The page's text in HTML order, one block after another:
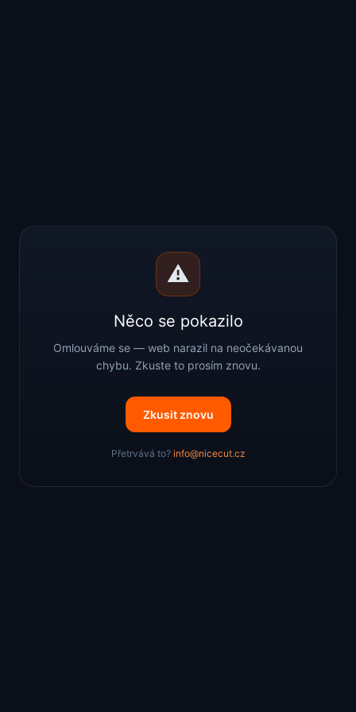
⚠️
Něco se pokazilo
Omlouváme se — web narazil na neočekávanou
chybu. Zkuste to prosím znovu.
Zkusit znovu
Přetrvává to? info@nicecut.cz